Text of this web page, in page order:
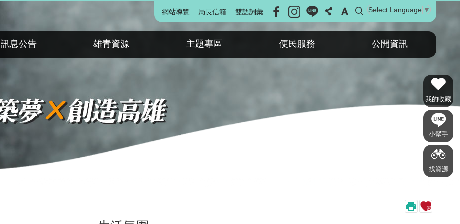
網站導覽 局長信箱 雙語詞彙 Select Language ▼
訊息公告 雄青資源 主題專區 便民服務 公開資訊
我的收藏
小幫手
找資源